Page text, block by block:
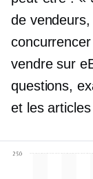
de
vendre sur
questions,
et les